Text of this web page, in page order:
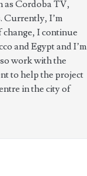
as Cordoba TV,
Currently, I’m
I continue
and Egypt and I’m
work with the
to help the project
in the city of